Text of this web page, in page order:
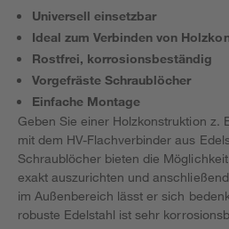
Universell einsetzbar
Ideal zum Verbinden von
Rostfrei, korrosionsbeständig
Vorgefräste Schraublöcher
Einfache Montage
Geben Sie einer Holzkonstruktion z.
mit dem HV-Flachverbinder aus
Schraublöcher bieten die
exakt auszurichten und
im Außenbereich lässt er sich
robuste Edelstahl ist sehr